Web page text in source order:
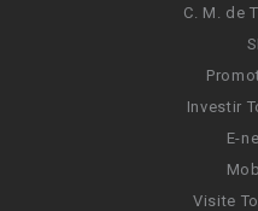
C. M. de
Investir
E-
Visite